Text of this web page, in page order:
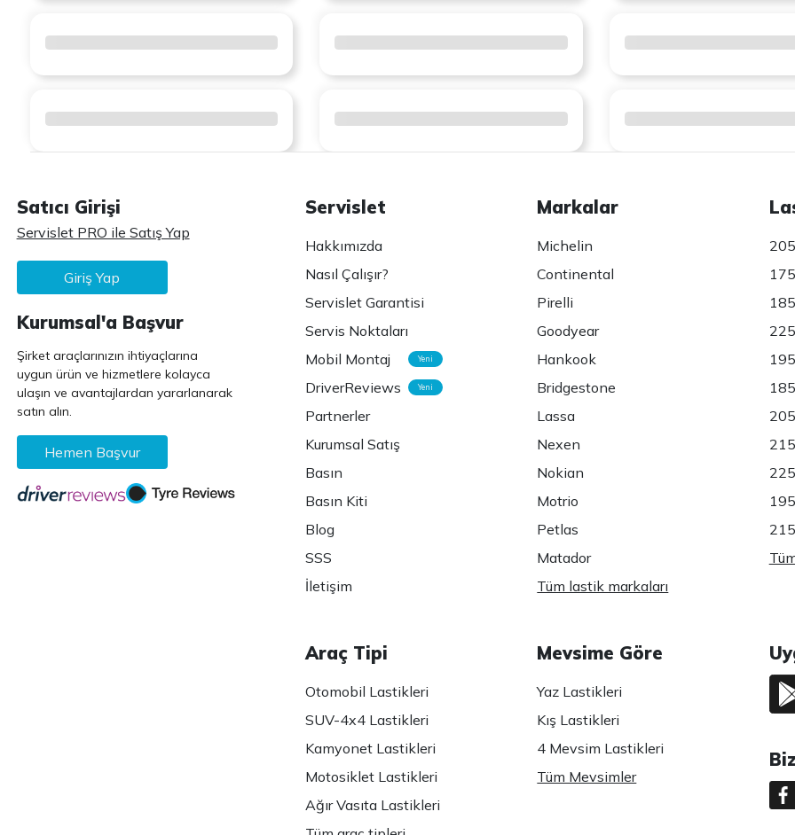
Satıcı Girişi
Servislet PRO ile Satış Yap
Giriş Yap
Kurumsal'a Başvur
Şirket araçlarınızın ihtiyaçlarına
uygun ürün ve hizmetlere kolayca
ulaşın ve avantajlardan yararlanarak
satın alın.
Hemen Başvur
Servislet
Hakkımızda
Nasıl Çalışır?
Servislet Garantisi
Servis Noktaları
Mobil Montaj
Yeni
DriverReviews Yeni
Partnerler
Kurumsal Satış
Basın
Basın Kiti
Blog
SSS
İletişim
Markalar
Michelin
Continental
Pirelli
Goodyear
Hankook
Bridgestone
Lassa
Nexen
Nokian
Motrio
Petlas
Matador
Tüm lastik markaları
Araç Tipi
Otomobil Lastikleri
SUV-4x4 Lastikleri
Kamyonet Lastikleri
Motosiklet Lastikleri
Ağır Vasıta Lastikleri
Mevsime Göre
Yaz Lastikleri
Kış Lastikleri
4 Mevsim Lastikleri
Tüm Mevsimler